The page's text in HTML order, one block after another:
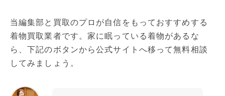
当編集部と買取のプロが自信をもっておすすめする
着物買取業者です。家に眠っている着物があるな
ら、下記のボタンから公式サイトへ移って無料相談
してみましょう。